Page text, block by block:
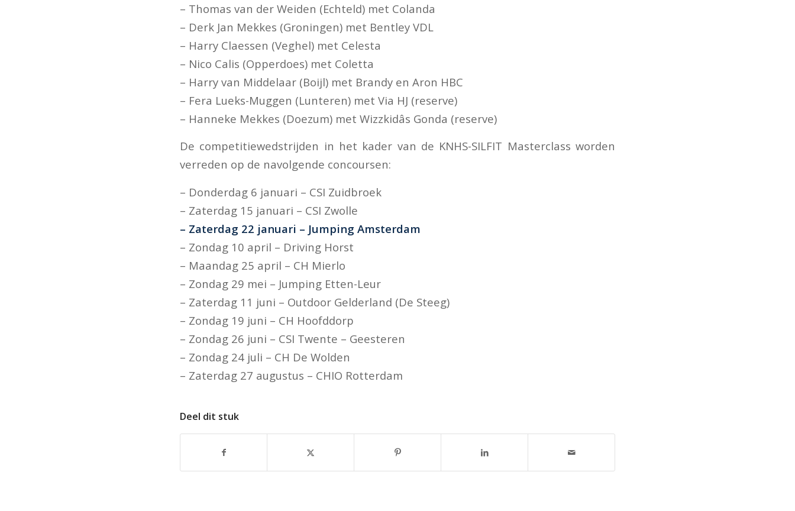
– Thomas van der Weiden (Echteld) met Colanda
– Derk Jan Mekkes (Groningen) met Bentley VDL
– Harry Claessen (Veghel) met Celesta
– Nico Calis (Opperdoes) met Coletta
– Harry van Middelaar (Boijl) met Brandy en Aron HBC
– Fera Lueks-Muggen (Lunteren) met Via HJ (reserve)
– Hanneke Mekkes (Doezum) met Wizzkidâs Gonda (reserve)
De competitiewedstrijden in het kader van de KNHS-SILFIT Masterclass worden
verreden op de navolgende concoursen:
– Donderdag 6 januari – CSI Zuidbroek
– Zaterdag 15 januari – CSI Zwolle
– Zaterdag 22 januari – Jumping Amsterdam
– Zondag 10 april – Driving Horst
– Maandag 25 april – CH Mierlo
– Zondag 29 mei – Jumping Etten-Leur
– Zaterdag 11 juni – Outdoor Gelderland (De Steeg)
– Zondag 19 juni – CH Hoofddorp
– Zondag 26 juni – CSI Twente – Geesteren
– Zondag 24 juli – CH De Wolden
– Zaterdag 27 augustus – CHIO Rotterdam
Deel dit stuk